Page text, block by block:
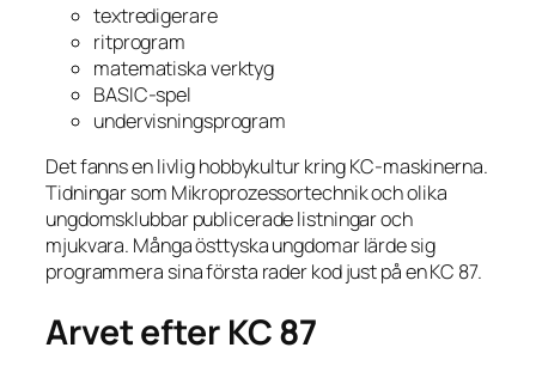
textredigerare
ritprogram
matematiska verktyg
BASIC-spel
undervisningsprogram
Det fanns en livlig hobbykultur kring KC-maskinerna.
Tidningar som Mikroprozessortechnik och olika
ungdomsklubbar publicerade listningar och
mjukvara. Många östtyska ungdomar lärde sig
programmera sina första rader kod just på en KC 87.
Arvet efter KC 87